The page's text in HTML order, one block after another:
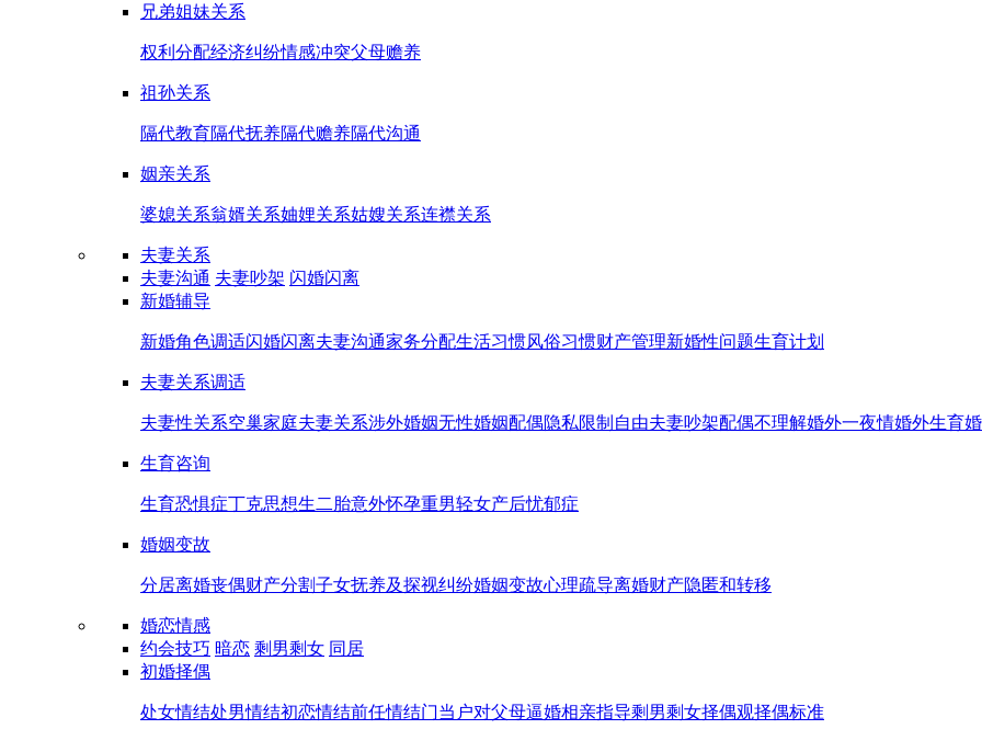
兄弟姐妹关系
权利分配经济纠纷情感冲突父母赡养
祖孙关系
隔代教育隔代抚养隔代赡养隔代沟通
姻亲关系
婆媳关系翁婿关系妯娌关系姑嫂关系连襟关系
夫妻关系
夫妻沟通 夫妻吵架 闪婚闪离
新婚辅导
新婚角色调适闪婚闪离夫妻沟通家务分配生活习惯风俗习惯财产管理新婚性问题生育计划
夫妻关系调适
夫妻性关系空巢家庭夫妻关系涉外婚姻无性婚姻配偶隐私限制自由夫妻吵架配偶不理解婚外一夜情婚外生育
生育咨询
生育恐惧症丁克思想生二胎意外怀孕重男轻女产后忧郁症
婚姻变故
分居离婚丧偶财产分割子女抚养及探视纠纷婚姻变故心理疏导离婚财产隐匿和转移
婚恋情感
约会技巧 暗恋 剩男剩女 同居
初婚择偶
处女情结处男情结初恋情结前任情结门当户对父母逼婚相亲指导剩男剩女择偶观择偶标准